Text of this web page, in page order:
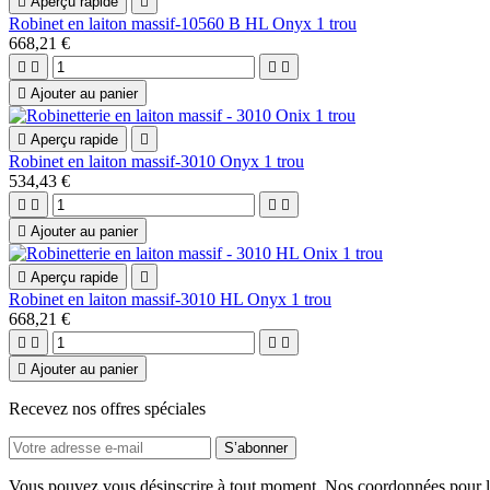
Robinet en laiton massif-10560 B HL Onyx 1 trou
668,21 €
   
 Ajouter au panier
 Aperçu rapide 
Robinet en laiton massif-3010 Onyx 1 trou
534,43 €
   
 Ajouter au panier
 Aperçu rapide 
Robinet en laiton massif-3010 HL Onyx 1 trou
668,21 €
   
 Ajouter au panier
Recevez nos offres spéciales
Vous pouvez vous désinscrire à tout moment. Nos coordonnées